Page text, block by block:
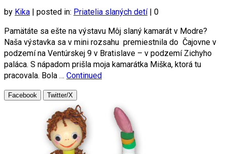
by Kika posted in: Priatelia slaných detí
0
Pamätáte sa ešte na výstavu Môj slaný kamarát v Modre?
Naša výstavka sa v mini rozsahu premiestnila do Čajovne v
podzemí na Ventúrskej 9 v Bratislave – v podzemí Zichyho
paláca. S nápadom prišla moja kamarátka Miška, ktorá tu
pracovala. Bola … Continued
Facebook Twitter/X